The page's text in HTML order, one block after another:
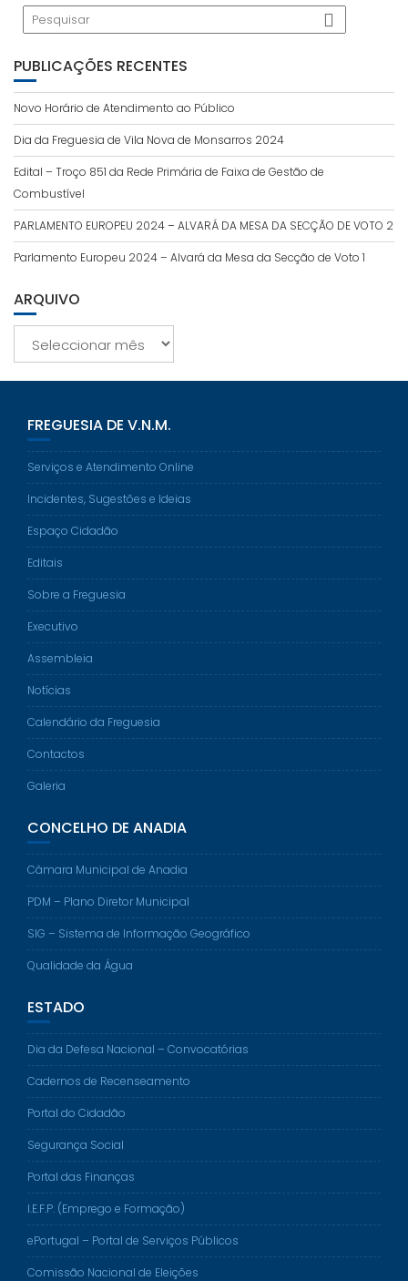
PUBLICAÇÕES RECENTES
Novo Horário de Atendimento ao Público
Dia da Freguesia de Vila Nova de Monsarros 2024
Edital – Troço 851 da Rede Primária de Faixa de Gestão de
Combustível
PARLAMENTO EUROPEU 2024 – ALVARÁ DA MESA DA SECÇÃO DE VOTO 2
Parlamento Europeu 2024 – Alvará da Mesa da Secção de Voto 1
ARQUIVO
FREGUESIA DE V.N.M.
Serviços e Atendimento Online
Incidentes, Sugestões e Ideias
Espaço Cidadão
Editais
Sobre a Freguesia
Executivo
Assembleia
Notícias
Calendário da Freguesia
Contactos
Galeria
CONCELHO DE ANADIA
Câmara Municipal de Anadia
PDM – Plano Diretor Municipal
SIG – Sistema de Informação Geográfico
Qualidade da Água
ESTADO
Dia da Defesa Nacional – Convocatórias
Cadernos de Recenseamento
Portal do Cidadão
Segurança Social
Portal das Finanças
I.E.F.P. (Emprego e Formação)
ePortugal – Portal de Serviços Públicos
Comissão Nacional de Eleições